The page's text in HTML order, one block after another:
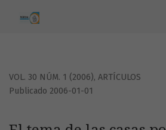
VOL. 30 NÚM. 1 (2006), ARTÍCULOS
Publicado 2006-01-01